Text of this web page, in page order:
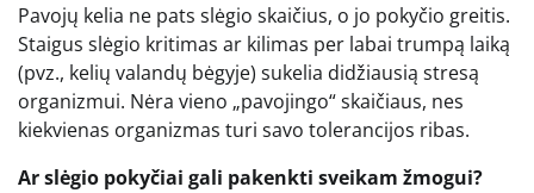
Pavojų kelia ne pats slėgio skaičius, o jo pokyčio greitis.
Staigus slėgio kritimas ar kilimas per labai trumpą laiką
(pvz., kelių valandų bėgyje) sukelia didžiausią stresą
organizmui. Nėra vieno „pavojingo“ skaičiaus, nes
kiekvienas organizmas turi savo tolerancijos ribas.
Ar slėgio pokyčiai gali pakenkti sveikam žmogui?